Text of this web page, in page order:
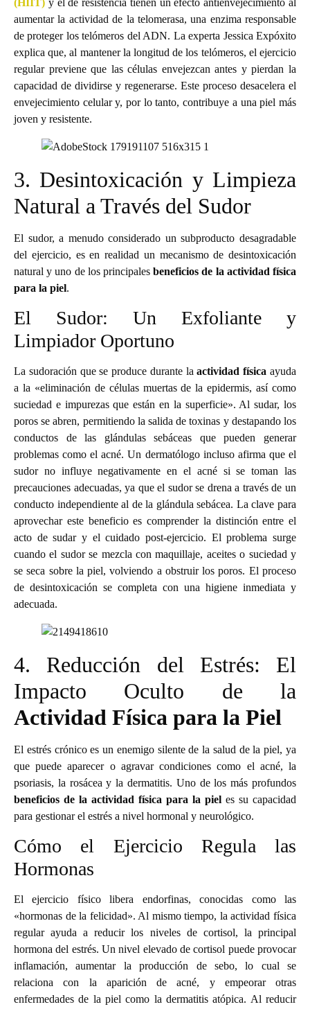
aumentar la actividad de la telomerasa, una enzima responsable
de proteger los telómeros del ADN. La experta Jessica Expóxito
explica que, al mantener la longitud de los telómeros, el ejercicio
regular previene que las células envejezcan antes y pierdan la
capacidad de dividirse y regenerarse. Este proceso desacelera el
envejecimiento celular y, por lo tanto, contribuye a una piel más
joven y resistente.
3. Desintoxicación y Limpieza
Natural a Través del Sudor
El sudor, a menudo considerado un subproducto desagradable
del ejercicio, es en realidad un mecanismo de desintoxicación
natural y uno de los principalesbeneficios de la actividad física
para la piel.
El Sudor: Un Exfoliante y
Limpiador Oportuno
La sudoración que se produce durante laactividad física ayuda
a la «eliminación de células muertas de la epidermis, así como
suciedad e impurezas que están en la superficie». Al sudar, los
poros se abren, permitiendo la salida de toxinas y destapando los
conductos de las glándulas sebáceas que pueden generar
problemas como el acné. Un dermatólogo incluso afirma que el
sudor no influye negativamente en el acné si se toman las
precauciones adecuadas, ya que el sudor se drena a través de un
conducto independiente al de la glándula sebácea. La clave para
aprovechar este beneficio es comprender la distinción entre el
acto de sudar y el cuidado post-ejercicio. El problema surge
cuando el sudor se mezcla con maquillaje, aceites o suciedad y
se seca sobre la piel, volviendo a obstruir los poros. El proceso
de desintoxicación se completa con una higiene inmediata y
adecuada.
4. Reducción del Estrés: El
Impacto Oculto de la
Actividad Física para la Piel
El estrés crónico es un enemigo silente de la salud de la piel, ya
que puede aparecer o agravar condiciones como el acné, la
psoriasis, la rosácea y la dermatitis. Uno de los más profundos
beneficios de la actividad física para la piel es su capacidad
para gestionar el estrés a nivel hormonal y neurológico.
Cómo el Ejercicio Regula las
Hormonas
El ejercicio físico libera endorfinas, conocidas como las
«hormonas de la felicidad». Al mismo tiempo, la actividad física
regular ayuda a reducir los niveles de cortisol, la principal
hormona del estrés. Un nivel elevado de cortisol puede provocar
inflamación, aumentar la producción de sebo, lo cual se
relaciona con la aparición de acné, y empeorar otras
enfermedades de la piel como la dermatitis atópica. Al reducir